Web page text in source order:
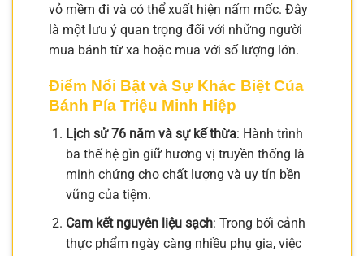
vỏ mềm đi và có thể xuất hiện nấm mốc. Đây
là một lưu ý quan trọng đối với những người
mua bánh từ xa hoặc mua với số lượng lớn.
Điểm Nổi Bật và Sự Khác Biệt Của
Bánh Pía Triệu Minh Hiệp
Lịch sử 76 năm và sự kế thừa: Hành trình
ba thế hệ gìn giữ hương vị truyền thống là
minh chứng cho chất lượng và uy tín bền
vững của tiệm.
Cam kết nguyên liệu sạch: Trong bối cảnh
thực phẩm ngày càng nhiều phụ gia, việc